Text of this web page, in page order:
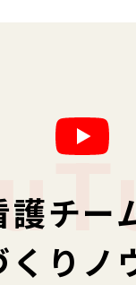
護チー
くりノ